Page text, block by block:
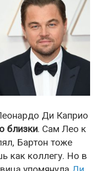
Ди Каприо
близки. Сам Лео к
Бартон тоже
как коллегу. Но в